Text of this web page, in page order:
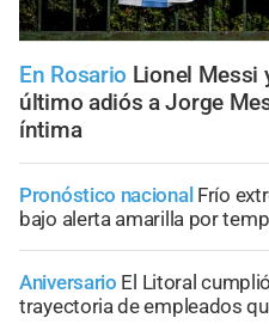
En Rosario Lionel Messi
último adiós a Jorge
íntima
Pronóstico nacional Frío
bajo alerta amarilla por
Aniversario El Litoral
trayectoria de empleados